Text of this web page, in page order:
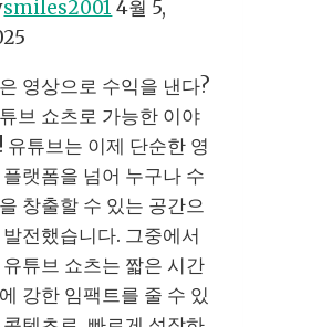
smiles2001 4월 5,
영상으로 수익을 낸다?
브 쇼츠로 가능한 이야
유튜브는 이제 단순한 영
플랫폼을 넘어 누구나 수
창출할 수 있는 공간으
발전했습니다. 그중에서
유튜브 쇼츠는 짧은 시간
강한 임팩트를 줄 수 있